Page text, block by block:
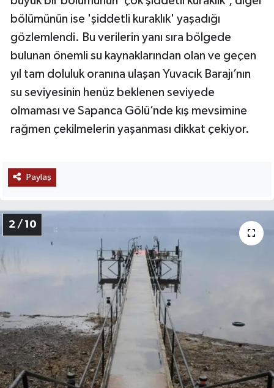
bölümünün ise 'şiddetli kuraklık' yaşadığı
gözlemlendi. Bu verilerin yanı sıra bölgede
bulunan önemli su kaynaklarından olan ve geçen
yıl tam doluluk oranına ulaşan Yuvacık Barajı’nın
su seviyesinin henüz beklenen seviyede
olmaması ve Sapanca Gölü’nde kış mevsimine
rağmen çekilmelerin yaşanması dikkat çekiyor.
Paylaş
2 / 10